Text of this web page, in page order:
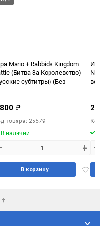
Mario + Rabbids Kingdom
(Битва За Королевство)
субтитры) (Без
₽
товара: 25579
В наличии
+
В корзину
2
–